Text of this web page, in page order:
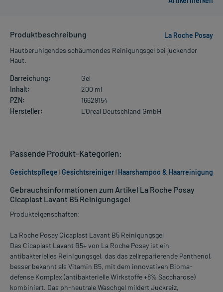
Produktbeschreibung
La Roche Posay
Hautberuhigendes schäumendes Reinigungsgel bei juckender
Haut.
Darreichung:
Gel
Inhalt:
200 ml
PZN:
16629154
Hersteller:
L'Oreal Deutschland GmbH
Gebrauchsinformationen zum Artikel La Roche Posay
Cicaplast Lavant B5 Reinigungsgel
Produkteigenschaften:
La Roche Posay Cicaplast Lavant B5 Reinigungsgel
Das Cicaplast Lavant B5+ von La Roche Posay ist ein
antibakterielles Reinigungsgel, das das zellreparierende Panthenol,
besser bekannt als Vitamin B5, mit dem innovativen Bioma-
defense Komplex (antibakterielle Wirkstoffe +8% Saccharose)
kombiniert. Das ph-neutrale Waschgel mildert Juckreiz,
Passende Produkt-Kategorien:
Gesichtspflege |Gesichtsreiniger| Haarshampoo & Haarreinigung